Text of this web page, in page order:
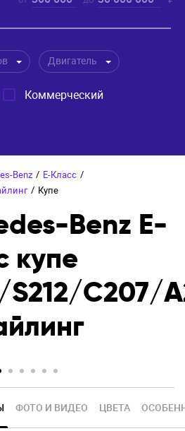
Двигатель
Коммерческий
Benz / E-Класс /
/ Купе
Benz E-
купе
S212/C207/
ФОТО И ВИДЕО ЦВЕТА